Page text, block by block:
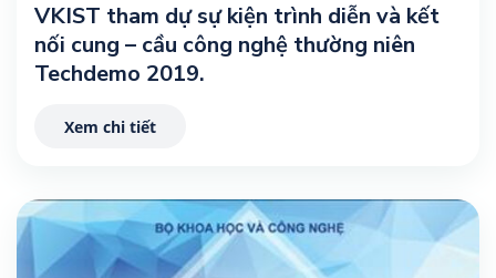
VKIST tham dự sự kiện trình diễn và kết
nối cung – cầu công nghệ thường niên
Techdemo 2019.
Xem chi tiết